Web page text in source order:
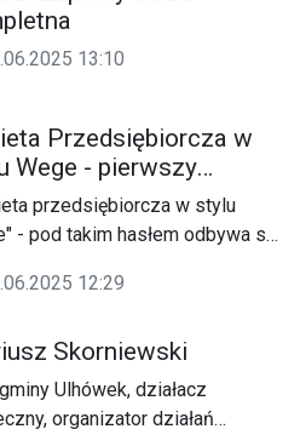
jakim jest Puchar
BnO, XII Memoriał im.
13:10
Przedsiębiorcza w
Wege - pierwszy
w Tomaszowie
przedsiębiorcza w stylu
- pod takim hasłem odbywa się
Wiejskich, którego
Województwa
To już szósta edycja
12:29
Skorniewski
Ulhówek, działacz
organizator działań